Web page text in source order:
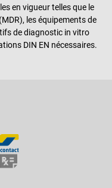
en vigueur telles que le
les équipements de
de diagnostic in vitro
DIN EN nécessaires.